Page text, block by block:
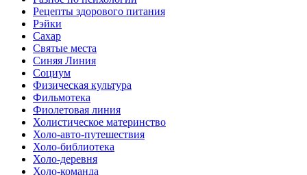
Рецепты здорового питания
Рэйки
Сахар
Святые места
Синяя Линия
Социум
Физическая культура
Фильмотека
Фиолетовая линия
Холистическое материнство
Холо-авто-путешествия
Холо-библиотека
Холо-деревня
Холо-команда